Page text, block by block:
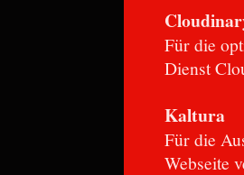
Für die
Dienst
Kaltura
Für die
Webseite